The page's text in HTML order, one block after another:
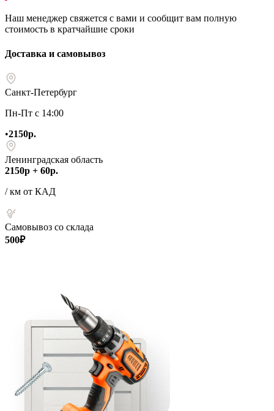
Наш менеджер свяжется с вами и сообщит вам полную
стоимость в кратчайшие сроки
Доставка и самовывоз
Санкт-Петербург
Пн-Пт с 14:00
•2150р.
Ленинградская область
2150р + 60р.
/ км от КАД
Самовывоз со склада
500₽